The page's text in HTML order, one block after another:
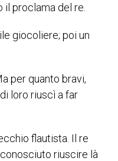
proclama del re.
giocoliere; poi un
per quanto bravi,
loro riuscì a far
flautista. Il re
riuscire là